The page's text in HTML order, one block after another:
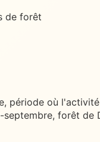
de forêt
, période où
forêt de